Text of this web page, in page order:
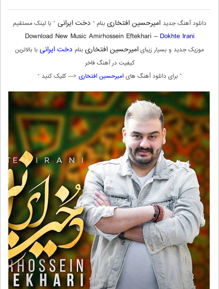
دانلود آهنگ جدید امیرحسین افتخاریبنام “ دخت ایرانی” با لینک مستقیم
Download New Music Amirhossein Eftekhari –Dokhte Irani
موزیک جدید و بسیار زیبایامیرحسین افتخاریبنام دخت ایرانیبا بالاترین
کیفیت در آهنگ فاخر
” برای دانلود آهنگ هایامیرحسین افتخاری <— کلیک کنید “